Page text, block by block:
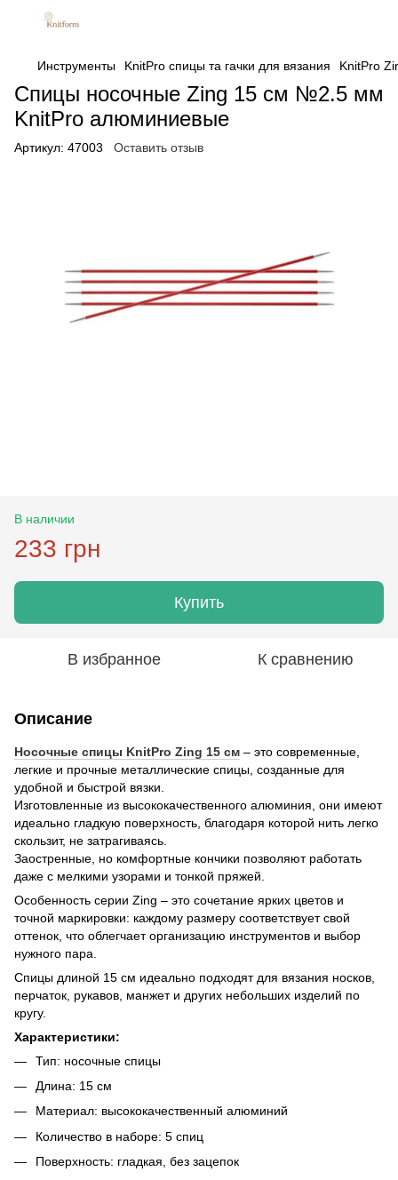
Инструменты KnitPro спицы та гачки для вязания KnitPro
Спицы носочные Zing 15 см №2.5 мм
KnitPro алюминиевые
Артикул: 47003 Оставить отзыв
В наличии
233 грн
Купить
В избранное К сравнению
Описание
Носочные спицы KnitPro Zing 15 см – это современные,
легкие и прочные металлические спицы, созданные для
удобной и быстрой вязки.
Изготовленные из высококачественного алюминия, они имеют
идеально гладкую поверхность, благодаря которой нить легко
скользит, не затрагиваясь.
Заостренные, но комфортные кончики позволяют работать
даже с мелкими узорами и тонкой пряжей.
Особенность серии Zing – это сочетание ярких цветов и
точной маркировки: каждому размеру соответствует свой
оттенок, что облегчает организацию инструментов и выбор
нужного пара.
Спицы длиной 15 см идеально подходят для вязания носков,
перчаток, рукавов, манжет и других небольших изделий по
кругу.
Характеристики:
Тип: носочные спицы
Длина: 15 см
Материал: высококачественный алюминий
Количество в наборе: 5 спиц
Поверхность: гладкая, без зацепок